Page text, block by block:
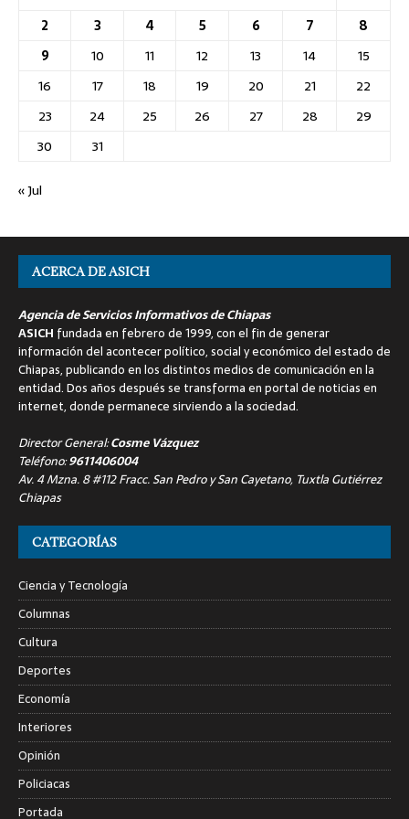
2
3 4 5 6 7
8
9
10 11 12 13 14
15
16
17 18 19 20 21
22
23
24 25 26 27 28
29
30
31
« Jul
ACERCA DE ASICH
Agencia de Servicios Informativos de Chiapas
ASICH fundada en febrero de 1999, con el fin de generar
información del acontecer político, social y económico del estado de
Chiapas, publicando en los distintos medios de comunicación en la
entidad. Dos años después se transforma en portal de noticias en
internet, donde permanece sirviendo a la sociedad.
Director General:Cosme Vázquez
Teléfono:9611406004
Av. 4 Mzna. 8 #112 Fracc. San Pedro y San Cayetano, Tuxtla Gutiérrez
Chiapas
CATEGORÍAS
Ciencia y Tecnología
Columnas
Cultura
Deportes
Economía
Interiores
Opinión
Policiacas
Portada